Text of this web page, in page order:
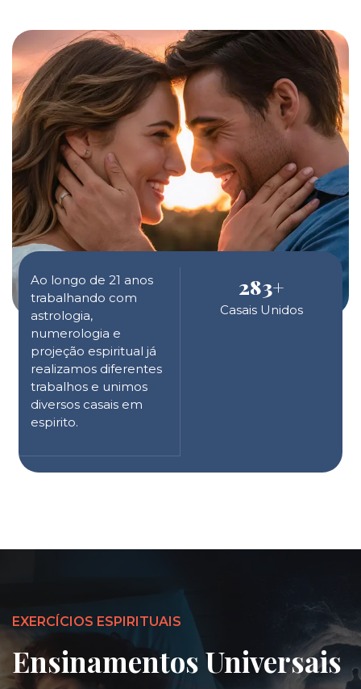
Ao longo de 21 anos
trabalhando com
astrologia,
numerologia e
projeção espiritual já
realizamos diferentes
trabalhos e unimos
diversos casais em
espirito.
283+
Casais Unidos
EXERCÍCIOS ESPIRITUAIS
Ensinamentos Universais